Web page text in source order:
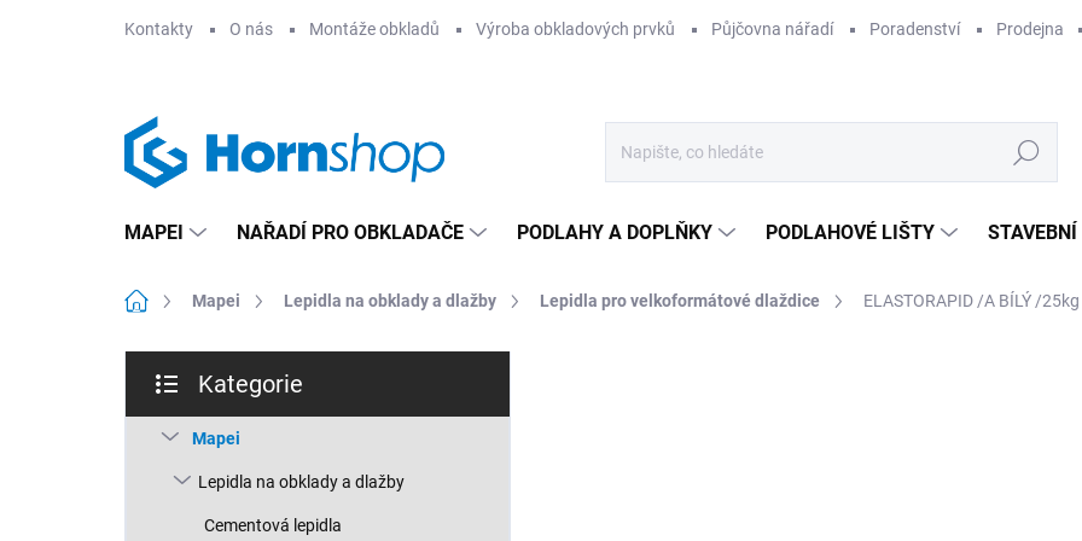
Kontakty O nás Montáže obkladů Výroba obkladových prvků Půjčovna nářadí Poradenství Prodejna
Hledat
MAPEI NAŘADÍ PRO OBKLADAČE PODLAHY A DOPLŇKY PODLAHOVÉ LIŠTY
Domů Mapei Lepidla na obklady a dlažby Lepidla pro velkoformátové dlaždice ELASTORAPID /A BÍLÝ /25kg
s
kategorie
Kategorie
Mapei
Lepidla na obklady a dlažby
Cementová lepidla